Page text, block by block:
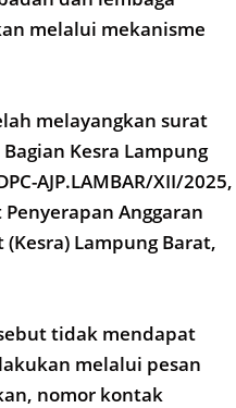
melalui mekanisme
melayangkan surat
Kesra Lampung
AJP.LAMBAR/XII/2025,
Anggaran
Lampung Barat,
tidak mendapat
melalui pesan
nomor kontak